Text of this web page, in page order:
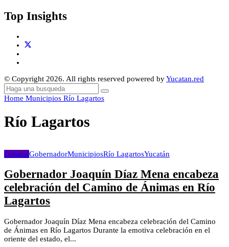
Top Insights
© Copyright 2026. All rights reserved powered byYucatan.red
Home Municipios Río Lagartos
Río Lagartos
GeneralGobernadorMunicipiosRío LagartosYucatán
Gobernador Joaquín Díaz Mena encabeza
celebración del Camino de Ánimas en Río
Lagartos
Gobernador Joaquín Díaz Mena encabeza celebración del Camino
de Ánimas en Río Lagartos Durante la emotiva celebración en el
oriente del estado, el...